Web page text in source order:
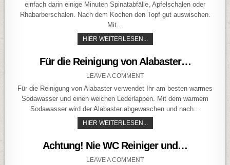
einfach darin einige Minuten Spinatabfälle, Apfelschalen oder
Rhabarberschalen. Nach dem Kochen den Topf gut auswischen.
Mit…
HIER WEITERLESEN...
Für die Reinigung von Alabaster…
LEAVE A COMMENTON FÜR DIE REINIGUNG
Für die Reinigung von Alabaster verwendet Ihr am besten warmes
Sodawasser und einen weichen Lederlappen. Mit dem warmem
Sodawasser wird der Alabaster abgewaschen und nach…
HIER WEITERLESEN...
Achtung! Nie WC Reiniger und…
LEAVE A COMMENTON ACHTUNG! NIE WC